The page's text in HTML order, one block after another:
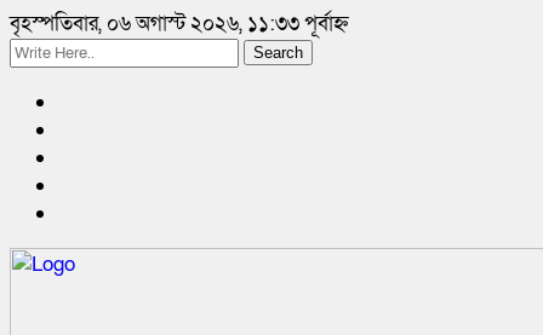
বৃহস্পতিবার, ০৬ অগাস্ট ২০২৬, ১১:৩৩ পূর্বাহ্ন
Search